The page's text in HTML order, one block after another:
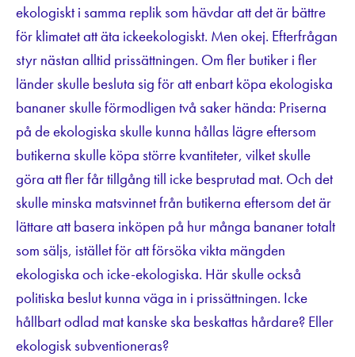
ekologiskt i samma replik som hävdar att det är bättre
för klimatet att äta ickeekologiskt. Men okej. Efterfrågan
styr nästan alltid prissättningen. Om fler butiker i fler
länder skulle besluta sig för att enbart köpa ekologiska
bananer skulle förmodligen två saker hända: Priserna
på de ekologiska skulle kunna hållas lägre eftersom
butikerna skulle köpa större kvantiteter, vilket skulle
göra att fler får tillgång till icke besprutad mat. Och det
skulle minska matsvinnet från butikerna eftersom det är
lättare att basera inköpen på hur många bananer totalt
som säljs, istället för att försöka vikta mängden
ekologiska och icke-ekologiska. Här skulle också
politiska beslut kunna väga in i prissättningen. Icke
hållbart odlad mat kanske ska beskattas hårdare? Eller
ekologisk subventioneras?